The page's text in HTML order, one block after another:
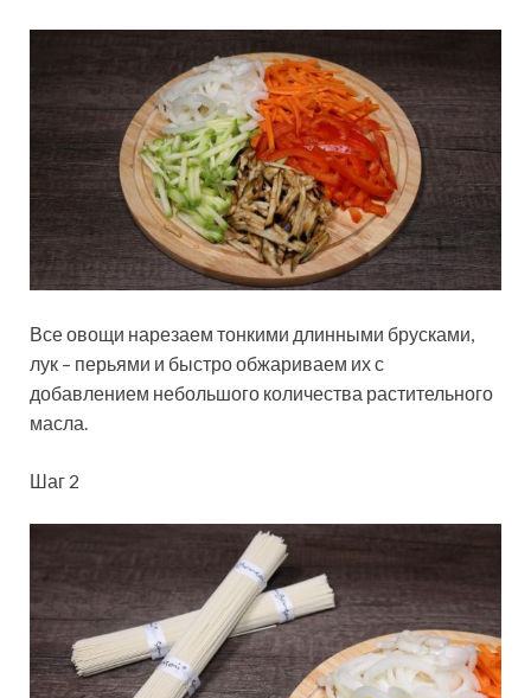
Все овощи нарезаем тонкими длинными брусками,
лук – перьями и быстро обжариваем их с
добавлением небольшого количества растительного
масла.
Шаг 2